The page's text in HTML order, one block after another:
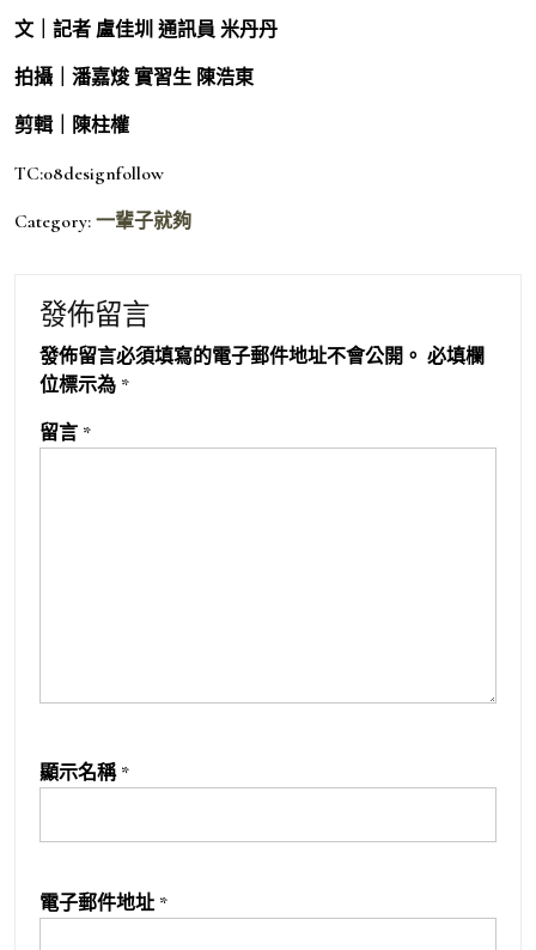
文｜記者 盧佳圳 通訊員 米丹丹
拍攝｜潘嘉焌 實習生 陳浩東
剪輯｜陳柱權
TC:08designfollow
Category: 一輩子就夠
發佈留言
發佈留言必須填寫的電子郵件地址不會公開。 必填欄
位標示為 *
留言 *
顯示名稱 *
電子郵件地址 *